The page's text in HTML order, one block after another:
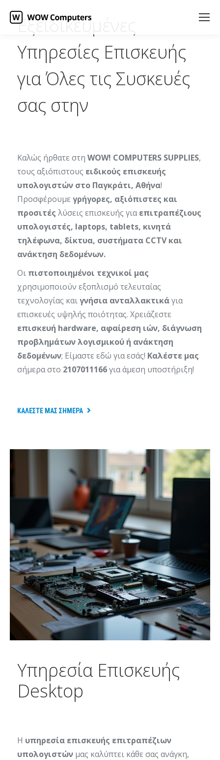
Εξειδικευμένες
Υπηρεσίες Επισκευής
για Όλες τις Συσκευές
σας στην
Καλώς ήρθατε στη WOW! COMPUTERS SUPPLIES,
τους αξιόπιστους ειδικούς επισκευής
υπολογιστών στο Παγκράτι, Αθήνα!
Προσφέρουμε γρήγορες, αξιόπιστες και
προσιτές λύσεις επισκευής γιαεπιτραπέζιους
υπολογιστές, laptops, tablets, κινητά
τηλέφωνα, δίκτυα, συστήματα CCTV και
ανάκτηση δεδομένων.
Οι πιστοποιημένοι τεχνικοί μας
χρησιμοποιούν εξοπλισμό τελευταίας
τεχνολογίας καιγνήσια ανταλλακτικάγια
επισκευές υψηλής ποιότητας. Χρειάζεστε
επισκευή hardware, αφαίρεση ιών, διάγνωση
προβλημάτων λογισμικού ή ανάκτηση
δεδομένων; Είμαστε εδώ για εσάς! Καλέστε μας
σήμερα στο 2107011166για άμεση υποστήριξη!
ΚΑΛΈΣΤΕ ΜΑΣ ΣΉΜΕΡΑ
Υπηρεσία Επισκευής
Desktop
Η υπηρεσία επισκευής επιτραπέζιων
υπολογιστών μας καλύπτει κάθε σας ανάγκη,